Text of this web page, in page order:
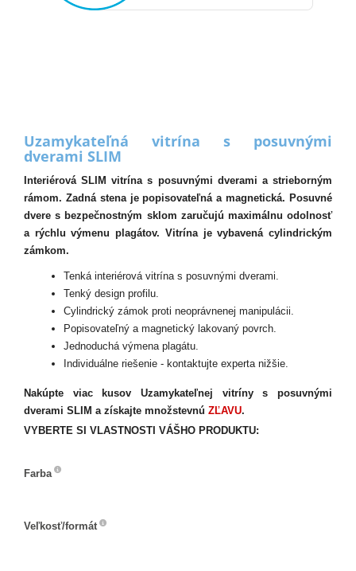
Uzamykateľná vitrína s posuvnými
dverami SLIM
Interiérová SLIM vitrína s posuvnými dverami a strieborným
rámom. Zadná stena je popisovateľná a magnetická. Posuvné
dvere s bezpečnostným sklom zaručujú maximálnu odolnosť
a rýchlu výmenu plagátov. Vitrína je vybavená cylindrickým
zámkom.
Tenká interiérová vitrína s posuvnými dverami.
Tenký design profilu.
Cylindrický zámok proti neoprávnenej manipulácii.
Popisovateľný a magnetický lakovaný povrch.
Jednoduchá výmena plagátu.
Individuálne riešenie - kontaktujte experta nižšie.
Nakúpte viac kusov Uzamykateľnej vitríny s posuvnými
dverami SLIM a získajte množstevnú ZĽAVU.
VYBERTE SI VLASTNOSTI VÁŠHO PRODUKTU:
Farba
Veľkosť/formát